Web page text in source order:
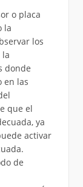
o placa
la
los
la
donde
en las
que el
ya
activar
de